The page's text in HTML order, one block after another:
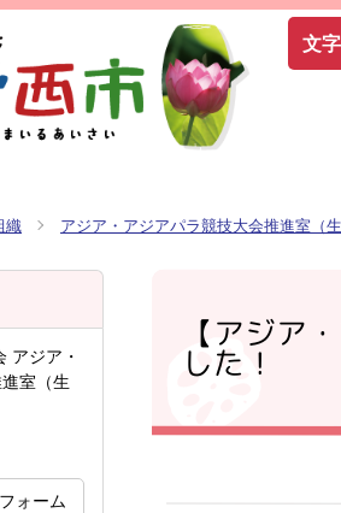
文
織 アジア・アジアパラ競技大会推進室（
【アジア
した！
アジア・
室（生
ォーム